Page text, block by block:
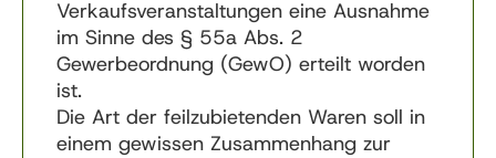
Verkaufsveranstaltungen eine Ausnahme
im Sinne des § 55a Abs. 2
Gewerbeordnung (GewO) erteilt worden
ist.
Die Art der feilzubietenden Waren soll in
einem gewissen Zusammenhang zur